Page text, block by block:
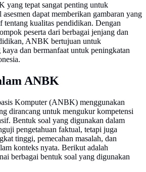
yang tepat sangat penting untuk
dapat memberikan gambaran yang
tentang kualitas pendidikan. Dengan
peserta dari berbagai jenjang dan
ANBK bertujuan untuk
dan bermanfaat untuk peningkatan
ANBK
Komputer (ANBK) menggunakan
dirancang untuk mengukur kompetensi
Bentuk soal yang digunakan dalam
pengetahuan faktual, tetapi juga
tinggi, pemecahan masalah, dan
konteks nyata. Berikut adalah
berbagai bentuk soal yang digunakan